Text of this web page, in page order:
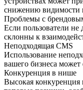
снижению видимости
Проблемы с
Если пользователи
склонны к
Неподходящая CMS
Использование
вашего бизнеса
Конкуренция в нише
Высокая конкуренция